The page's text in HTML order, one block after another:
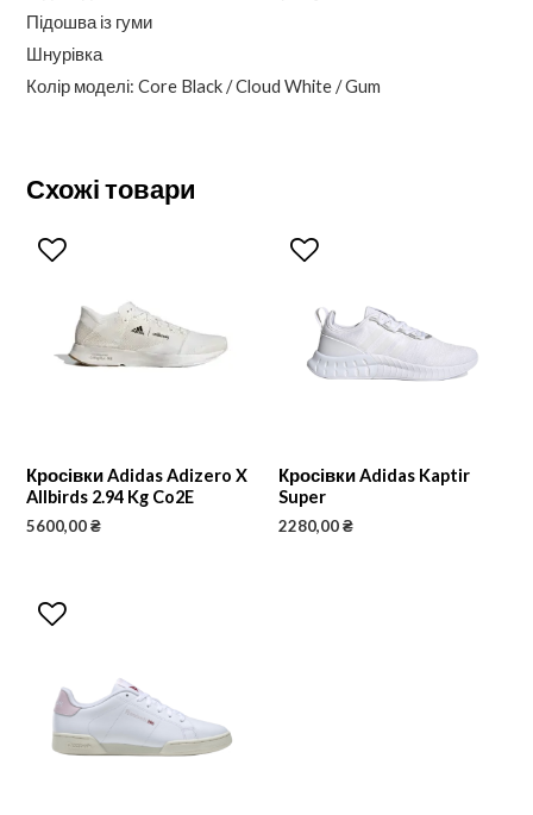
Підошва із гуми
Шнурівка
Колір моделі: Core Black / Cloud White / Gum
Схожі товари
Кросівки Adidas Adizero X
Allbirds 2.94 Kg Co2E
5600,00₴
Кросівки Adidas Kaptir
Super
2280,00₴